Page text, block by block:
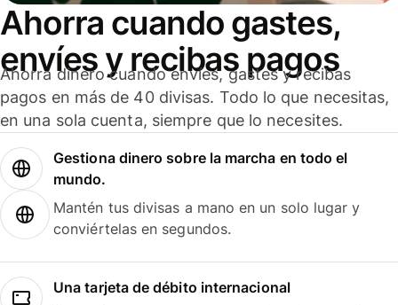
Ahorra cuando gastes,
envíes y recibas pagos
Ahorra dinero cuando envíes, gastes y recibas
pagos en más de 40 divisas. Todo lo que necesitas,
en una sola cuenta, siempre que lo necesites.
Gestiona dinero sobre la marcha en todo el
mundo.
Mantén tus divisas a mano en un solo lugar y
conviértelas en segundos.
Una tarjeta de débito internacional